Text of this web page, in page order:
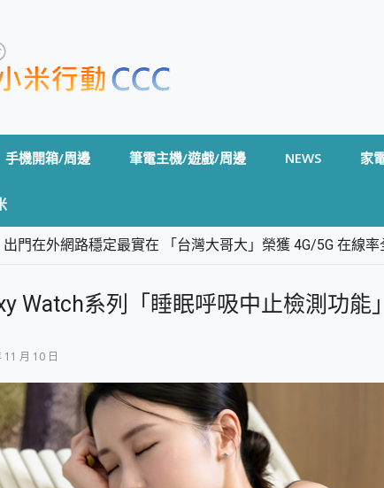
手機開箱/周邊 筆電主機/遊戲/周邊 NEWS 家
出門在外網路穩定最實在 「台灣大哥大」榮獲 4G/5G 在線
專為 PC上的 XBOX和掌機設計的 FireCuda X1070 SSD 固態
台灣製攝影機在這裡，100%全無線設計 SpotCam Solo
電力超超超持久 MSI 微星 Prestige 14 AI+ D3MG-031TW 14
超懂拍、耐用 AI 街拍機~ realme 16 Pro 開箱評價~ 2 億畫素
防窺黑科技 Galaxy S26 Ultra系列保護貼怎麼選？imos AR
AI 支付 一錶搞定大小事 Xiaomi Watch 5 開箱 評測
超驚艷 讓人一眼就愛上 LENOVO 聯想 Yoga Book 9 14吋 AI輕
美到讓人超想擁有 moto pad 60 系列 與 Moto | Swarovski
好用的 EaseUS Partition Master 讓您輕鬆的移除與格式化有
Watch系列「睡眠呼吸中止檢測功能
11 月 10 日